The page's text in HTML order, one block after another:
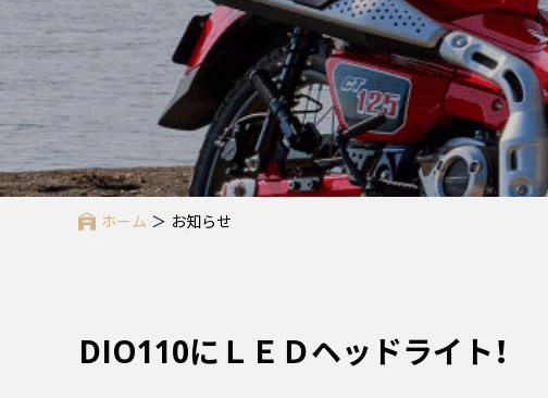
ホーム ＞ お知らせ
DIO110にＬＥＤヘッドライト！